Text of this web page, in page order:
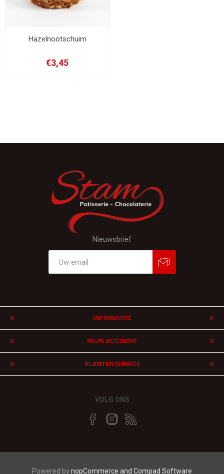
Hazelnootschuim
€3,45
Nieuwsbrief
INFORMATIE
MIJN ACCOUNT
KLANTENSERVICE
VOLG ONS
Powered bynopCommerce and Compad Software